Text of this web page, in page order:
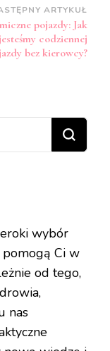
ARTYKUŁ
pojazdy: Jak
codziennej
bez kierowcy?
wybór
Ci w
od tego,
nas